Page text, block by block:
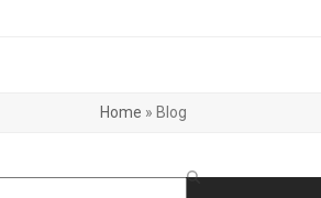
Home » Blog